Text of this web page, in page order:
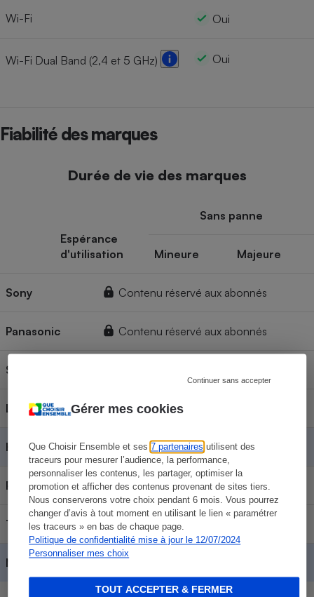
Gérer mes cookies
Que Choisir Ensemble et ses7 partenaires utilisent des
traceurs pour mesurer l’audience, la performance,
personnaliser les contenus, les partager, optimiser la
promotion et afficher des contenus provenant de sites tiers.
Nous conserverons votre choix pendant 6 mois. Vous pourrez
changer d’avis à tout moment en utilisant le lien « paramétrer
les traceurs » en bas de chaque page.
Politique de confidentialité mise à jour le 12/07/2024
Personnaliser mes choix
Continuer sans accepter
TOUT ACCEPTER & FERMER
Wi-Fi Oui
Wi-Fi Dual Band (2,4 et 5 GHz) Oui
Fiabilité des marques
Durée de vie des marques
Espérance
d'utilisation
Sans panne
Mineure Majeure
Sony Contenu réservé aux abonnés
Panasonic Contenu réservé aux abonnés
Samsung
LG Contenu réservé aux abonnés
HiSense Contenu réservé aux abonnés
Philips Contenu réservé aux abonnés
TCL Contenu réservé aux abonnés
Moyennes Contenu réservé aux abonnés